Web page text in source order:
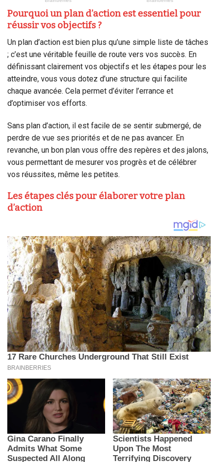
Pourquoi un plan d’action est essentiel pour
réussir vos objectifs ?
Un plan d’action est bien plus qu’une simple liste de tâches
; c’est une véritable feuille de route vers vos succès. En
définissant clairement vos objectifs et les étapes pour les
atteindre, vous vous dotez d’une structure qui facilite
chaque avancée. Cela permet d’éviter l’errance et
d’optimiser vos efforts.
Sans plan d’action, il est facile de se sentir submergé, de
perdre de vue ses priorités et de ne pas avancer. En
revanche, un bon plan vous offre des repères et des jalons,
vous permettant de mesurer vos progrès et de célébrer
vos réussites, même les petites.
Les étapes clés pour élaborer votre plan
d’action